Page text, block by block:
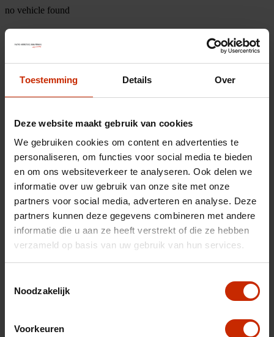
Toestemming Details Over
Deze website maakt gebruik van cookies
We gebruiken cookies om content en advertenties te
personaliseren, om functies voor social media te bieden
en om ons websiteverkeer te analyseren. Ook delen we
informatie over uw gebruik van onze site met onze
partners voor social media, adverteren en analyse. Deze
partners kunnen deze gegevens combineren met andere
informatie die u aan ze heeft verstrekt of die ze hebben
verzameld op basis van uw gebruik van hun services.
Noodzakelijk
Voorkeuren
no vehicle found